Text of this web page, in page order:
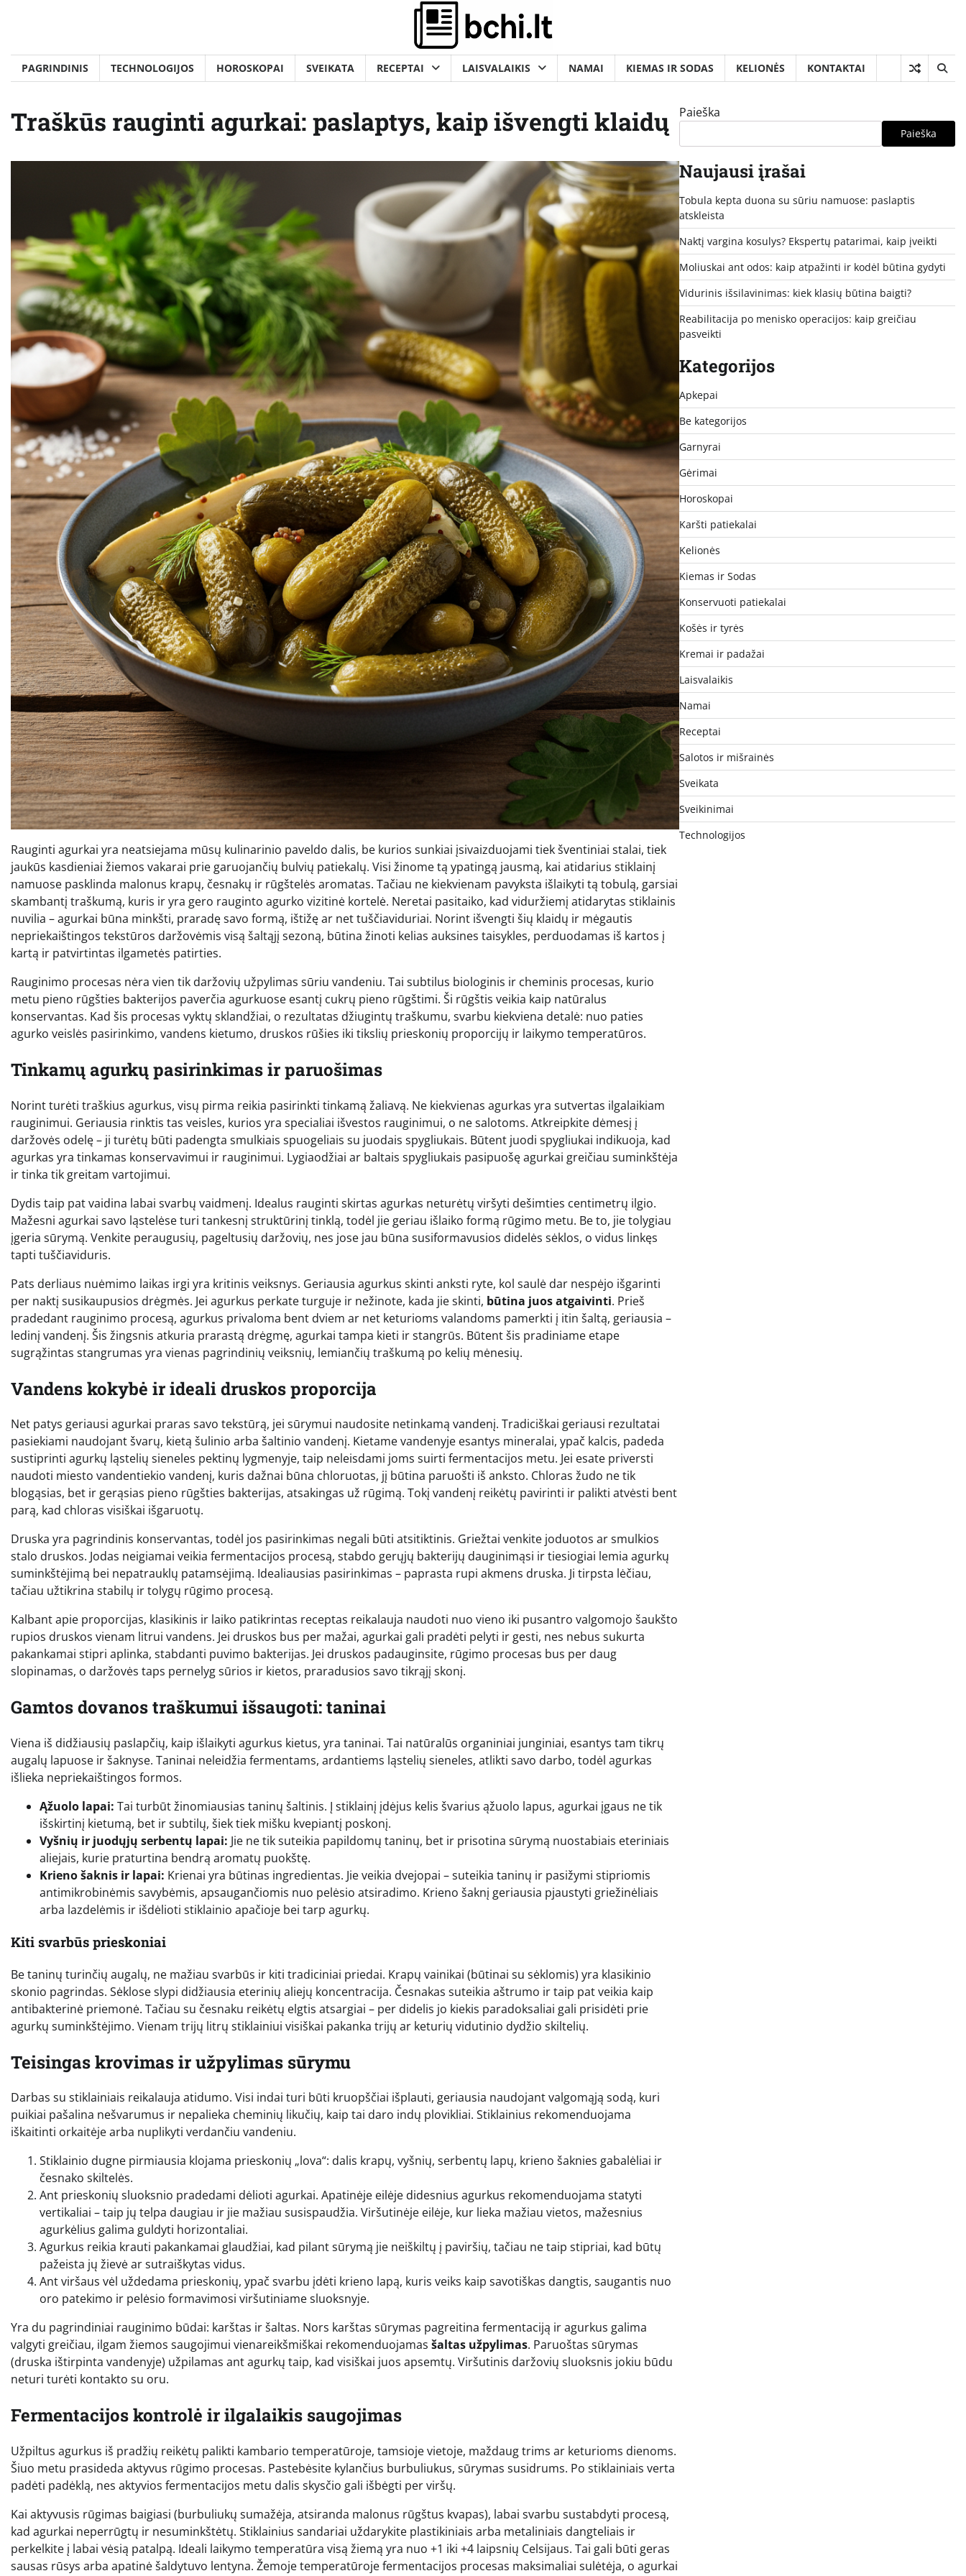
PAGRINDINIS TECHNOLOGIJOS HOROSKOPAI SVEIKATA RECEPTAI LAISVALAIKIS NAMAI KIEMAS IR SODAS KELIONĖS KONTAKTAI
Traškūs rauginti agurkai: paslaptys, kaip išvengti klaidų
Rauginti agurkai yra neatsiejama mūsų kulinarinio paveldo dalis, be kurios sunkiai įsivaizduojami tiek šventiniai stalai, tiek
jaukūs kasdieniai žiemos vakarai prie garuojančių bulvių patiekalų. Visi žinome tą ypatingą jausmą, kai atidarius stiklainį
namuose pasklinda malonus krapų, česnakų ir rūgštelės aromatas. Tačiau ne kiekvienam pavyksta išlaikyti tą tobulą, garsiai
skambantį traškumą, kuris ir yra gero rauginto agurko vizitinė kortelė. Neretai pasitaiko, kad viduržiemį atidarytas stiklainis
nuvilia – agurkai būna minkšti, praradę savo formą, ištižę ar net tuščiaviduriai. Norint išvengti šių klaidų ir mėgautis
nepriekaištingos tekstūros daržovėmis visą šaltąjį sezoną, būtina žinoti kelias auksines taisykles, perduodamas iš kartos į
kartą ir patvirtintas ilgametės patirties.
Rauginimo procesas nėra vien tik daržovių užpylimas sūriu vandeniu. Tai subtilus biologinis ir cheminis procesas, kurio
metu pieno rūgšties bakterijos paverčia agurkuose esantį cukrų pieno rūgštimi. Ši rūgštis veikia kaip natūralus
konservantas. Kad šis procesas vyktų sklandžiai, o rezultatas džiugintų traškumu, svarbu kiekviena detalė: nuo paties
agurko veislės pasirinkimo, vandens kietumo, druskos rūšies iki tikslių prieskonių proporcijų ir laikymo temperatūros.
Tinkamų agurkų pasirinkimas ir paruošimas
Norint turėti traškius agurkus, visų pirma reikia pasirinkti tinkamą žaliavą. Ne kiekvienas agurkas yra sutvertas ilgalaikiam
rauginimui. Geriausia rinktis tas veisles, kurios yra specialiai išvestos rauginimui, o ne salotoms. Atkreipkite dėmesį į
daržovės odelę – ji turėtų būti padengta smulkiais spuogeliais su juodais spygliukais. Būtent juodi spygliukai indikuoja, kad
agurkas yra tinkamas konservavimui ir rauginimui. Lygiaodžiai ar baltais spygliukais pasipuošę agurkai greičiau suminkštėja
ir tinka tik greitam vartojimui.
Dydis taip pat vaidina labai svarbų vaidmenį. Idealus rauginti skirtas agurkas neturėtų viršyti dešimties centimetrų ilgio.
Mažesni agurkai savo ląstelėse turi tankesnį struktūrinį tinklą, todėl jie geriau išlaiko formą rūgimo metu. Be to, jie tolygiau
įgeria sūrymą. Venkite peraugusių, pageltusių daržovių, nes jose jau būna susiformavusios didelės sėklos, o vidus linkęs
tapti tuščiaviduris.
Pats derliaus nuėmimo laikas irgi yra kritinis veiksnys. Geriausia agurkus skinti anksti ryte, kol saulė dar nespėjo išgarinti
per naktį susikaupusios drėgmės. Jei agurkus perkate turguje ir nežinote, kada jie skinti, būtina juos atgaivinti. Prieš
pradedant rauginimo procesą, agurkus privaloma bent dviem ar net keturioms valandoms pamerkti į itin šaltą, geriausia –
ledinį vandenį. Šis žingsnis atkuria prarastą drėgmę, agurkai tampa kieti ir stangrūs. Būtent šis pradiniame etape
sugrąžintas stangrumas yra vienas pagrindinių veiksnių, lemiančių traškumą po kelių mėnesių.
Vandens kokybė ir ideali druskos proporcija
Net patys geriausi agurkai praras savo tekstūrą, jei sūrymui naudosite netinkamą vandenį. Tradiciškai geriausi rezultatai
pasiekiami naudojant švarų, kietą šulinio arba šaltinio vandenį. Kietame vandenyje esantys mineralai, ypač kalcis, padeda
sustiprinti agurkų ląstelių sieneles pektinų lygmenyje, taip neleisdami joms suirti fermentacijos metu. Jei esate priversti
naudoti miesto vandentiekio vandenį, kuris dažnai būna chloruotas, jį būtina paruošti iš anksto. Chloras žudo ne tik
blogąsias, bet ir gerąsias pieno rūgšties bakterijas, atsakingas už rūgimą. Tokį vandenį reikėtų pavirinti ir palikti atvėsti bent
parą, kad chloras visiškai išgaruotų.
Druska yra pagrindinis konservantas, todėl jos pasirinkimas negali būti atsitiktinis. Griežtai venkite joduotos ar smulkios
stalo druskos. Jodas neigiamai veikia fermentacijos procesą, stabdo gerųjų bakterijų dauginimąsi ir tiesiogiai lemia agurkų
suminkštėjimą bei nepatrauklų patamsėjimą. Idealiausias pasirinkimas – paprasta rupi akmens druska. Ji tirpsta lėčiau,
tačiau užtikrina stabilų ir tolygų rūgimo procesą.
Kalbant apie proporcijas, klasikinis ir laiko patikrintas receptas reikalauja naudoti nuo vieno iki pusantro valgomojo šaukšto
rupios druskos vienam litrui vandens. Jei druskos bus per mažai, agurkai gali pradėti pelyti ir gesti, nes nebus sukurta
pakankamai stipri aplinka, stabdanti puvimo bakterijas. Jei druskos padauginsite, rūgimo procesas bus per daug
slopinamas, o daržovės taps pernelyg sūrios ir kietos, praradusios savo tikrąjį skonį.
Gamtos dovanos traškumui išsaugoti: taninai
Viena iš didžiausių paslapčių, kaip išlaikyti agurkus kietus, yra taninai. Tai natūralūs organiniai junginiai, esantys tam tikrų
augalų lapuose ir šaknyse. Taninai neleidžia fermentams, ardantiems ląstelių sieneles, atlikti savo darbo, todėl agurkas
išlieka nepriekaištingos formos.
Ąžuolo lapai: Tai turbūt žinomiausias taninų šaltinis. Į stiklainį įdėjus kelis švarius ąžuolo lapus, agurkai įgaus ne tik
išskirtinį kietumą, bet ir subtilų, šiek tiek mišku kvepiantį poskonį.
Vyšnių ir juodųjų serbentų lapai: Jie ne tik suteikia papildomų taninų, bet ir prisotina sūrymą nuostabiais eteriniais
aliejais, kurie praturtina bendrą aromatų puokštę.
Krieno šaknis ir lapai: Krienai yra būtinas ingredientas. Jie veikia dvejopai – suteikia taninų ir pasižymi stipriomis
antimikrobinėmis savybėmis, apsaugančiomis nuo pelėsio atsiradimo. Krieno šaknį geriausia pjaustyti griežinėliais
arba lazdelėmis ir išdėlioti stiklainio apačioje bei tarp agurkų.
Kiti svarbūs prieskoniai
Be taninų turinčių augalų, ne mažiau svarbūs ir kiti tradiciniai priedai. Krapų vainikai (būtinai su sėklomis) yra klasikinio
skonio pagrindas. Sėklose slypi didžiausia eterinių aliejų koncentracija. Česnakas suteikia aštrumo ir taip pat veikia kaip
antibakterinė priemonė. Tačiau su česnaku reikėtų elgtis atsargiai – per didelis jo kiekis paradoksaliai gali prisidėti prie
agurkų suminkštėjimo. Vienam trijų litrų stiklainiui visiškai pakanka trijų ar keturių vidutinio dydžio skiltelių.
Teisingas krovimas ir užpylimas sūrymu
Darbas su stiklainiais reikalauja atidumo. Visi indai turi būti kruopščiai išplauti, geriausia naudojant valgomąją sodą, kuri
puikiai pašalina nešvarumus ir nepalieka cheminių likučių, kaip tai daro indų plovikliai. Stiklainius rekomenduojama
iškaitinti orkaitėje arba nuplikyti verdančiu vandeniu.
Stiklainio dugne pirmiausia klojama prieskonių „lova“: dalis krapų, vyšnių, serbentų lapų, krieno šaknies gabalėliai ir
česnako skiltelės.
Ant prieskonių sluoksnio pradedami dėlioti agurkai. Apatinėje eilėje didesnius agurkus rekomenduojama statyti
vertikaliai – taip jų telpa daugiau ir jie mažiau susispaudžia. Viršutinėje eilėje, kur lieka mažiau vietos, mažesnius
agurkėlius galima guldyti horizontaliai.
Agurkus reikia krauti pakankamai glaudžiai, kad pilant sūrymą jie neiškiltų į paviršių, tačiau ne taip stipriai, kad būtų
pažeista jų žievė ar sutraiškytas vidus.
Ant viršaus vėl uždedama prieskonių, ypač svarbu įdėti krieno lapą, kuris veiks kaip savotiškas dangtis, saugantis nuo
oro patekimo ir pelėsio formavimosi viršutiniame sluoksnyje.
Yra du pagrindiniai rauginimo būdai: karštas ir šaltas. Nors karštas sūrymas pagreitina fermentaciją ir agurkus galima
valgyti greičiau, ilgam žiemos saugojimui vienareikšmiškai rekomenduojamas šaltas užpylimas. Paruoštas sūrymas
(druska ištirpinta vandenyje) užpilamas ant agurkų taip, kad visiškai juos apsemtų. Viršutinis daržovių sluoksnis jokiu būdu
neturi turėti kontakto su oru.
Fermentacijos kontrolė ir ilgalaikis saugojimas
Užpiltus agurkus iš pradžių reikėtų palikti kambario temperatūroje, tamsioje vietoje, maždaug trims ar keturioms dienoms.
Šiuo metu prasideda aktyvus rūgimo procesas. Pastebėsite kylančius burbuliukus, sūrymas susidrums. Po stiklainiais verta
padėti padėklą, nes aktyvios fermentacijos metu dalis skysčio gali išbėgti per viršų.
Kai aktyvusis rūgimas baigiasi (burbuliukų sumažėja, atsiranda malonus rūgštus kvapas), labai svarbu sustabdyti procesą,
kad agurkai neperrūgtų ir nesuminkštėtų. Stiklainius sandariai uždarykite plastikiniais arba metaliniais dangteliais ir
perkelkite į labai vėsią patalpą. Ideali laikymo temperatūra visą žiemą yra nuo +1 iki +4 laipsnių Celsijaus. Tai gali būti geras
sausas rūsys arba apatinė šaldytuvo lentyna. Žemoje temperatūroje fermentacijos procesas maksimaliai sulėtėja, o agurkai
Paieška
Paieška
Naujausi įrašai
Tobula kepta duona su sūriu namuose: paslaptis
atskleista
Naktį vargina kosulys? Ekspertų patarimai, kaip įveikti
Moliuskai ant odos: kaip atpažinti ir kodėl būtina gydyti
Vidurinis išsilavinimas: kiek klasių būtina baigti?
Reabilitacija po menisko operacijos: kaip greičiau
pasveikti
Kategorijos
Apkepai
Be kategorijos
Garnyrai
Gėrimai
Horoskopai
Karšti patiekalai
Kelionės
Kiemas ir Sodas
Konservuoti patiekalai
Košės ir tyrės
Kremai ir padažai
Laisvalaikis
Namai
Receptai
Salotos ir mišrainės
Sveikata
Sveikinimai
Technologijos